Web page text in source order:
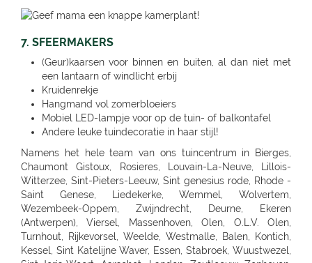
7. SFEERMAKERS
(Geur)kaarsen voor binnen en buiten, al dan niet met
een lantaarn of windlicht erbij
Kruidenrekje
Hangmand vol zomerbloeiers
Mobiel LED-lampje voor op de tuin- of balkontafel
Andere leuke tuindecoratie in haar stijl!
Namens het hele team van ons tuincentrum in Bierges, Chaumont Gistoux, Rosieres, Louvain-La-Neuve, Lillois-Witterzee, Sint-Pieters-Leeuw, Sint genesius rode, Rhode - Saint Genese, Liedekerke, Wemmel, Wolvertem, Wezembeek-Oppem, Zwijndrecht, Deurne, Ekeren (Antwerpen), Viersel, Massenhoven, Olen, O.L.V. Olen, Turnhout, Rijkevorsel, Weelde, Westmalle, Balen, Kontich, Kessel, Sint Katelijne Waver, Essen, Stabroek, Wuustwezel, Sint-Joris-Weert, Aarschot, Landen, Zoutleeuw, Zonhoven, Alken, Maaseik, Zutendaal, Tongeren, Sint-Truiden, Nieuwerkerken (Limb), Neerpelt, Lommel, Hamont-Achel, Hamont, Ham, Bree, Waremme, Saint-Georges-Sur-Meuse, Dalhem, Herbesthal (Lontzen), Butgenbach, Saint-Vith, Malmedy, Gembloux, Tamines, Naninne, Montignies Sur Sambre, Gozee, Beho Gouvy, Breuvanne, Aubange, Soignies, Carnieres, Chapelle-Lez-Herlaimont, Tournai, Barry (Tournai), Ath, Oostkamp, Sint-Andries, Sint-Andries Brugge, Gistel, Zwevegem, Wevelgem, Ruiselede, Ardooie, Lendelede, Dadizele, St Jan Ieper, Rekkem, Sint Niklaas, Beveren-Waas, Ninove, Meerbeke, BRAKEL, Zingem Huise, Deinze, Aalter, Lovendegem, Maldegem, Dresden - Gompitz, Dresden, SCHÖNFELD-WEIßIG, RADEBEUL, Radeberg, Ottendorf-Okrilla, MEISSEN, FREITAL, Bannewitz, PIRNA, KAMENZ, SENFTENBERG, LAUCHHAMMER, BAUTZEN, LÖBAU, EBERSBACH, ZITTAU, GÖRLITZ, Niesky, HOYERSWERDA, COTTBUS, SPREMBERG, FORST, LUBBENAU, Massen-Finsterwalde, Finsterwalde, LEIPZIG, Leipzig Plagwitz, LEIPZIG-ENGELSDORF, Erfurt-Schmira, MARKKLEEBERG, GRIMMA, DÖBELN, OSCHATZ, Bennewitz, TORGAU, HERZBERG, HALLE, HALLE-TROTHA, HALLE SILBERHÖHE, MERSEBURG, BERNBURG / SAALE, QUEDLINBURG, Naumburg, WEISSENFELS, GRAEFENHAINICHEN, Rosslau, LUTHERST. WITTENBERG, Jessen / Elster, SAALFELD, PÖßNECK, JENA, ZWICKAU, RODEWISCH, ZWONITZ, SCHWARZENBERG, GLAUCHAU, MEERANE, REICHENBACH, CHEMNITZ, RÖHRSDORF (CHEMNITZ), ANNABERG-BUCHHOLZ, MARIENBERG, FREIBERG, BERLIN-FRIEDRICHSHAIN, Berlin-Lichtenberg, Berlin, BERLIN-NEUKÖLLN, BERLIN-PANKOW, BERLIN-REINICKENDORF, Berlin-Dahlem, POTSDAM-BORNIM, POTSDAM, TELTOW, STAHNSDORF, DALLGOW-DÖBERITZ, RATHENOW, BRANDENBURG, Luckenwalde, FRANKFURT/ODER, SEELOW, STRAUSBERG, DAHLWITZ-HOPPEGARTEN, FUERSTENWALDE, WILDAU, Rangsdorf, EISENHUTTENSTADT, Schorfheide OT Finowfurt, BAD FREIENWALDE, SCHWEDT, BERNAU, BORGSDORF, Zehdenick, NEURUPPIN, NEUBRANDENBURG, Waren, Neustrelitz, Prenzlau, Pasewalk, Torgelow, GREIFSWALD, NEUENKIRCHEN, ROSTOCK-LUETTENKLEIN, ROSTOCK, BENTWISCH, Barth, SCHWERIN, Hagenow, Boizenburg, PARCHIM, Hamburg, HAMBURG-HARBURG, SEEVETAL (HITTFELD), BUCHHOLZ, Luneburg-Rettmer, Adendorf, WINSEN/LUHE, GEESTHACHT, GLINDE, BUXTEHUDE, STADE, OTTERNDORF, Gallin, BRAAK, HAMBURG-SASEL, NORDERSTEDT, SCHENEFELD, TANGSTEDT, LUBECK, Groß Grönau, Scharbeutz-Gronenberg, Eutin, MALENTE-KRUMMSEE, Neustadt/Holstein, Burg auf Fehmarn, BAD OLDESLOE, ALT-MOLLN, Ratzeburg, WISMAR, Gägelow, Hammoor, KIEL, GETTORF, HEIKENDORF, NEUMÜNSTER, HENSTEDT-ULZBURG, BORDESHOLM, NORTORF, HOHENWESTEDT, RENDSBURG, BÖKLUND, Handewitt, MEYN, ELMSHORN, UETERSEN, RELLINGEN, HALSTENBEK, Hasloh, HEIST, ITZEHOE, HEILIGENSTEDTEN, HEIDE, HUSUM, TONNING, GARDING, Niebüll, LECK, OLDENBURG, Bad Zwischenahn, Friesoythe, Wilhelmshaven, ESENS, HAGE, MARIENHAFE, AURICH, LEER, Rhauderfehn, SULLINGEN, Verden - Hönisch, KIRCHLINTELN-ARMSEN, Hoya, ROTENBURG, Scheeßel, ZEVEN, BREMERVÖRDE, CUXHAVEN, BREMERHAVEN, GEESTLAND LANGEN, OSTERHOLZ-SCHARMBECK, RITTERHUDE-IHLPOHL, Ritterhude-Platjenwerbe, Ganderkesee, Wildeshausen, DOETLINGEN, Bremen, Bremen-Vahr, BREMEN-BLUMENTHAL, STUHR, STUBE-SECKENHAUSEN, Stuhr-Varrel, Achim, Syke, Lilienthal, OTTERSBERG-POSTHAUSEN, CELLE, WITTINGEN, SALZWEDEL, LUCHOW, Dannenberg, UELZEN, BAD BEVENSEN, SOLTAU, Munster, Bomlitz, Hannover, GARBSEN, LAATZEN, BARSINGHAUSEN, WEDEMARK-BISSENDORF, Altwarmbüchen, Isernhagen-Kirchhorst, RONNENBERG, HEMMINGEN, Gehrden, ALFELD/LEINE, Alfeld, HILDESHEIM, SARSTEDT, PEINE, LEHRTE OT ARPKE, LEHRTE, Burgdorf, WUNSTDORF, NEUSTADT, NIENBURG/WESER, Uchte, LEESE, STADTHAGEN, BUCKEBURG, HAMELN, Springe, HESSICH OLDENDORF, HERFORD, BAD SALZUFLEN, BÜNDE, ESPELKAMP, MINDEN, PORTA WESTFALICA, LÖHNE, HÜLLHORST, LEMGO, DETMOLD, Paderborn, PADERBORN-SCHLOSS NEUHAUS, DELBRÜCK, GÜTERSLOH, RHEDA-WIEDENBRÜCK, BIELEFELD, Bielefeld-Gadderbaum, KASSEL, KASSEL-WALDAU, KASSEL-NORDHAUSEN, BAUNATAL, Hofgeismar, WARBURG, MARSBERG, Korbach, KNÜLLWALD-REMSFELD, Schwalmstadt-Treysa, MARBURG, Gladenbach, Kirchhain, Grünberg, GIEßEN, Buseck, BUTZBACH, WETZLAR, FULDA, BEBRA, BAD HERSFELD, GÖTTINGEN, Duderstadt, NORTHEIM, ESCHWEGE, OSTERODE, EINBECK, Holzminden, HÖXTER, BEVERUNGEN, BRAUNSCHWEIG-RÜNINGEN, WOLFENBÜTTEL, HELMSTEDT, Melsungen, WOLFSBURG, WOLFSBURG-HATTORF, GIFHORN, GOSLAR, SEESEN, WERNIGERODE, MAGDEBURG, ZERBST, BURG, Genthin, HALDENSLEBEN, Oschersleben, STENDAL, GARDELEGEN, Düsseldorf, DÜSSELDORF-BENRATH, Meerbusch-IIverich, MEERBUSCH, LANGENFELD, RATINGEN, MÖNCHENGLADBACH, KORSCHENBROICH, VIERSEN, ERKELENZ, Hückelhoven, VELBERT, SOLINGEN, REMSCHEID, Dortmund, CASTROP-RAUXEL, BOCHUM, MÜLHEIM, HATTINGEN, RECKLINGHAUSEN, MARL, BOTTROP, Bottrop, DORSTEN, BORKEN, BOCHOLT, Wesel, VOERDE, Duisburg - Wanheimerort, Duisburg-Kasslerfeld, Duisburg, DUISBURG, Moers-Schwafheim, KREFELD, WARENDORF, Dülmen, RHEINE, Billerbeck, GEORGSMARIENHÜTTE, BELM, MELLE, VECHTA, Vechta, Visbek, IBBENBÜREN, Ibbenbüren, LENGERICH, BRAMSCHE-ENGTER, CLOPPENBURG, MEPPEN, Haselünne, Wesseling, Köln, KÖLN (JUNKERSDORF), KOLN-DELLBRUCK, BERGISCH GLADBACH, RÖSRATH, GUMMERSBACH, JÜLICH, Bonn, MECKENHEIM, ALFTER-OEDEKOVEN, Alfter, RHEINBACH, Sinzig, KÖNIGSWINTER, ST.AUGUSTIN-BIRLINGHOVEN, Troisdorf, EUSKIRCHEN, MECHERNICH-KOMMERN, Zülpich-ülpenich, KALL, Wasserliesch, MAINZ-HECHTSHEIM, Alzey, Nieder-Olm, SIMMERN, Idar-Oberstein, Nastätten, MAYEN, NETHPHEN-DIES-TIEFENBACH, LENNESTADT, HAGEN, HAGEN-HASPE, SCHWERTE, WITTEN, LÜDENSCHEID, ISERLOHN, MENDEN, AHLEN, Luedingshausen, UNNA, Soest, ARNSBERG, FRANKFURT AM MAIN (KELBACH), FRANKFURT, FRANKFURT-SCHWANHEIM, BAD VILBEL, NIDDERAU, FRIEDBERG, USINGEN, BAD HOMBURG, FRIEDRICHSDORF, Oberursel, OFFENBACH, RODGAU, DREIEICH, RÖDERMARK, HANAU, BAD SODEN - SALMUNSTER, GLAUBURG, ASCHAFFENBURG, ALZENAU, MOMBRIS, Stockstadt, ELSENFELD, MILTENBERG, DARMSTADT, Pfungstadt, Groß Gerau, MORFELDEN-WALLDORF, BENSHEIM, HEPPENHEIM, DIEBURG, GROß UMSTADT, WIESBADEN-BIEBRICH, Wiesbaden, Ruesselsheim, IDSTEIN, DIEZ, Kelkheim, Frankfurt am Main, St. Ingbert, MERZIG-BALLERN, LANDSTUHL, Bad Duerkheim, GRÜNSTADT, KAISERSLAUTERN, MANNHEIM, HEIDELBERG, WIESLOCH, Weinheim, STUTTGART 40 (ZUFFENHAUSEN), STUTTGART (DEGERLOCH), FELLBACH, LEINFELDEN-ECHTERDING, SINDELFINGEN, HERRENBERG, LEONBERG, LEONBERG 1, Ditzingen, Weil der Stadt, RUTESHEIM, Winnenden, BACKNANG, Murrhardt, LUDWIGSBURG, VAIHINGEN-ENZ, MÖGLINGEN, TUBINGEN, Mössingen, NAGOLD, Altensteig, BALINGEN, HECHINGEN, SIGMARINGEN, METZINGEN, BAD URACH, REUTLINGEN, PFULLINGEN, GOEPPINGEN, KIRCHHEIM/TECK, KIRCHHEIM / TECK, GEISLINGEN, AALEN, ELLWANGEN, SCHWABISCH GMUEND, SCHWÄBISCH GMÜND, SCHORNDORF, ESSLINGEN, HEILBRONN, NECKARSULM, WEINSBERG, WIDDERN, BIETIGHEIM-BISSINGEN, BRACKENHEIM, LAUFFEN, HESSIGHEIM, Gaildorf, SCHWABISCH HALL, ÖHRINGEN, BUCHEN, Bad Rappenau, BRETTEN, PFORZHEIM, KARLSRUHE GRÖTZINGEN, SINZHEIM, BRUCHSAL, LANDAU, OFFENBURG, KEHL, Bühl, LAHR, SINGEN, HILZINGEN, KONSTANZ, INSEL MAINAU, ROTTWEIL, FREIBURG, BREISACH, Ehrenkirchen, EMMENDINGEN, RHEINFELDEN, SCHOPFHEIM, WEHR-BRENNET, BAD SÄCKINGEN, WALDSHUT-TIENGEN, Klettgau, Wutöschingen-Schwerzen, München, MUENCHEN, MÜNCHEN 60 (OBERMENZING), Muenchen-Daglfing, UNTERHACHING, GERMERING, BUCHENDORF-GAUTING, GAUTING, OLCHING-GEISELBULLACH, Planegg-Martinsried, FÜRSTENFELDBRUCK, STARNBERG, WEILHEIM, PENZBERG, PEISSENBERG, MURNAU, WOLFRATSHAUSEN, BRUCKMÜHL, RAUBLING-PFRAUNDORF, STEPHANSKIRCHEN, TRAUNSTEIN, TRAUNREUT, FREILASSING, PIDING, WASSERBURG, BAD TOLZ, MIESBACH, LANDSHUT, DINGOLFING, VILSBIBURG, ECHING/WEIXERAU, PFARRKIRCHEN, SIMBACH, Dorfen, WALDKRAIBURG, BURGHAUSEN, DACHAU, PFAFFENHOFEN, FREISING, Moosburg, ECHING, ERDING, HAAR, POING, PARSDORF, KIRCHSEEON, Brunnthal, UNTERFÖHRING, KRUMBACH, STADTBERGEN, MERING, AICHACH-ECKNACH, DOUNAUWORTH, NEUBURG, WERTINGEN, NÖRDLINGEN, BUCHLOE, SCHWABMÜNCHEN, Klosterlechfeld, LANDSBERG AM LECH, Dießen am Ammersee, SCHONGAU, KEMPTEN, IMMENSTADT, KAUFBEUREN, MARKTOBERDORF, FUSSEN, MAUERSTETTEN, MEMMINGEN, MINDELHEIM, FRIEDRICHSHAFEN, Lindau, RAVENSBURG, WANGEN, Wilhelmsdorf, Grünkraut, Leutkirch, BAD SAULGAU, BIBERACH, Pfullendorf, Überlingen, MARKDORF, LANGENAU-ALBECK, NEU-ULM, ILLERTISSEN, WEISSENHORN, GÜNZBURG, JETTINGEN-SCHEPPACH, DILLINGEN, EHINGEN, Munderkingen, NÜRNBERG, ECKENTAL, ROTHENBACH, SCHWARZENBRUCK, PUSCHENDORF, FÜRTH, ERLANGEN, SCHWABACH, Roth, GREDING, LAUF AN DER PEGNITZ, Hersbruck, HOHENSTADT/POMMELSB., PEGNITZ, FORCHHEIM, HOCHSTADT/AISCH, Hemhofen, BAD WINDSHEIM, DIESPECK, ANSBACH, ROTHENBURG, DINKELSBÜHL, NEUENDETTELSAU, GUNZENHAUSEN, WEISSENBURG, AMBERG, SULZBACH-ROSENBERG, NEUMARKT, SCHWANDORF, OBERFICHTACH, WEIDEN, PRESSATH, BURGLENGENFELD, Nittenau, POLLENRIED, ABENSBERG, CHAM, Willmering, PASSAU, WALDKIRCHEN, DEGGENDORF, GRAFENAU, SELB, NAILA, BINDLACH, MARKTREDWITZ, BAMBERG, Hirschaid, LICHTENFELS, KRONACH, COBURG, WÜRZBURG, UFFENHEIM, HAßFURT, BAD NEUSTADT, KARLSTADT, Frammersbach, Bad Mergentheim, MEININGEN, ERFURT, Rottendorf, Apolda, SÖMMERDA, SONDERSHAUSEN, NORDHAUSEN, EISENACH, Gotha-Schwabhausen, AMMERN BEI MÜHLHAUSEN, LLOFRIU (GIRONA), Harju maakond, BARENTIN, BOURG EN BRESSE, BELLEGARDE, ORNEX, PREVESSIN-MOENS, VIRIAT, ST GENIS POUILLY, LAON, FAYET, SAINT QUENTIN, SOISSONS, BLESMES, CHARMEIL, DOMERAT, GAP, MOUANS-SARTOUX, RUOMS, CHARLEVILLE MEZIERES - LA FRANCHEVILLE, CLIRON, Vivier-au-Court, PAMIERS, LE MERIOT, VILLECHETIF, ST PARRES AUX TERTRES, AUBAGNE, CABRIES, ST MITRE LES REMPARTS, GLOS, LOUVIGNY, EPRON, DEAUVILLE, ROTS, Aurillac, CHAMPNIERS, SOYAUX, SAINTES, PUILBOREAU CEDEX, DOMPIERRE SUR MER, Angoulins sur Mer, VIERZON, SAINT AMAND MONTROND, SAINT GERMAIN DU PUY, DIJON, CHENOVE, ASNIERES LES DIJON, QUE